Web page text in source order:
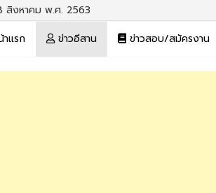
สิงหาคม พ.ศ. 2563
าแรก
ข่าวอีสาน ข่าวสอบ/สมัครงาน